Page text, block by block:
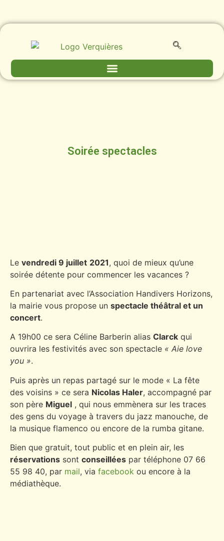
Soirée spectacles
Le vendredi 9 juillet 2021, quoi de mieux qu’une
soirée détente pour commencer les vacances ?
En partenariat avec l’Association Handivers Horizons,
la mairie vous propose un spectacle théâtral et un
concert.
A 19h00 ce sera Céline Barberin alias Clarck qui
ouvrira les festivités avec son spectacle « Aie love
you ».
Puis après un repas partagé sur le mode « La fête
des voisins » ce sera Nicolas Haler, accompagné par
son père Miguel , qui nous emmènera sur les traces
des gens du voyage à travers du jazz manouche, de
la musique flamenco ou encore de la rumba gitane.
Bien que gratuit, tout public et en plein air, les
réservations sont conseillées par téléphone 07 66
55 98 40, par mail, via facebook ou encore à la
médiathèque.